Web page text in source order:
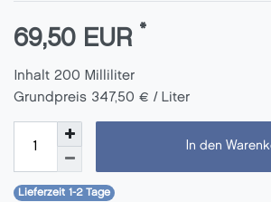
69,50 EUR *
Inhalt 200 Milliliter
Grundpreis 347,50 € / Liter
In den
Lieferzeit 1-2 Tage